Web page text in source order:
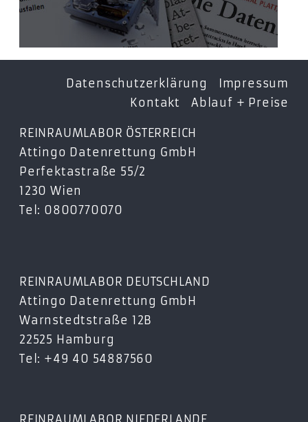
Datenschutzerklärung
Impressum
Kontakt
Ablauf + Preise
REINRAUMLABOR ÖSTERREICH
Attingo Datenrettung GmbH
Perfektastraße 55/2
1230 Wien
Tel: 0800770070
REINRAUMLABOR DEUTSCHLAND
Attingo Datenrettung GmbH
Warnstedtstraße 12B
22525 Hamburg
Tel: +49 40 54887560
REINRAUMLABOR NIEDERLANDE